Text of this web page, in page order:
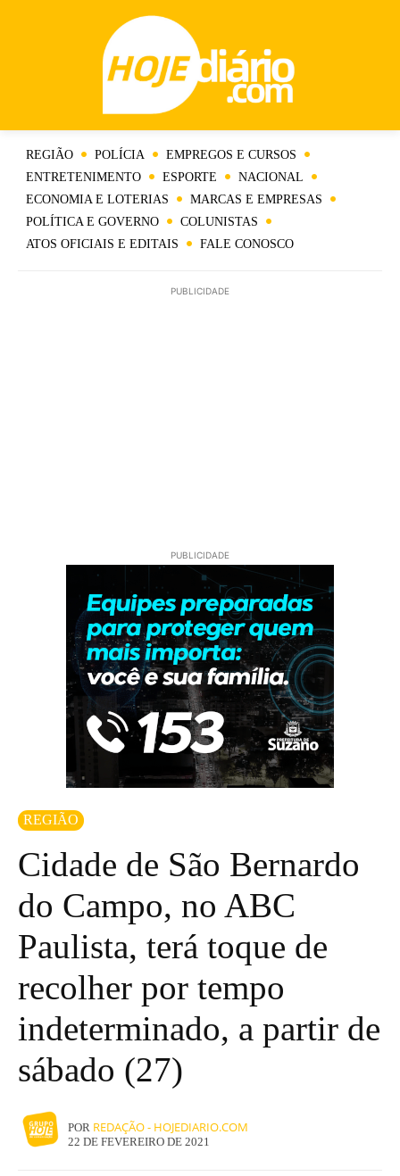
REGIÃO POLÍCIA
EMPREGOS E CURSOS
ENTRETENIMENTO
ESPORTE
NACIONAL
ECONOMIA E LOTERIAS
MARCAS E EMPRESAS
POLÍTICA E GOVERNO
COLUNISTAS
ATOS OFICIAIS E EDITAIS
FALE CONOSCO
PUBLICIDADE
PUBLICIDADE
REGIÃO
Cidade de São Bernardo
do Campo, no ABC
Paulista, terá toque de
recolher por tempo
indeterminado, a partir de
sábado (27)
POR REDAÇÃO - HOJEDIARIO.COM
22 DE FEVEREIRO DE 2021